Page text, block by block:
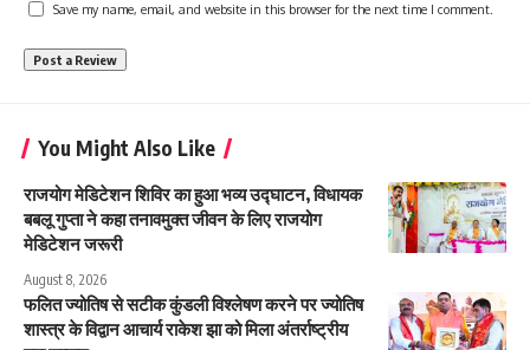
Save my name, email, and website in this browser for the next time I comment.
You Might Also Like
राजयोग मेडिटेशन शिविर का हुआ भव्य उद्घाटन, विधायक
बबलू गुप्ता ने कहा तनावमुक्त जीवन के लिए राजयोग
मेडिटेशन जरूरी
August 8, 2026
फलित ज्योतिष से सटीक कुंडली विश्लेषण करने पर ज्योतिष
शास्त्र के विद्वान आचार्य राकेश झा को मिला अंतर्राष्ट्रीय